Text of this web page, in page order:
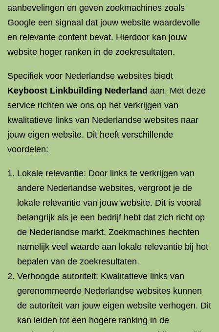
aanbevelingen en geven zoekmachines zoals
Google een signaal dat jouw website waardevolle
en relevante content bevat. Hierdoor kan jouw
website hoger ranken in de zoekresultaten.
Specifiek voor Nederlandse websites biedt
Keyboost Linkbuilding Nederland aan. Met deze
service richten we ons op het verkrijgen van
kwalitatieve links van Nederlandse websites naar
jouw eigen website. Dit heeft verschillende
voordelen:
Lokale relevantie: Door links te verkrijgen van
andere Nederlandse websites, vergroot je de
lokale relevantie van jouw website. Dit is vooral
belangrijk als je een bedrijf hebt dat zich richt op
de Nederlandse markt. Zoekmachines hechten
namelijk veel waarde aan lokale relevantie bij het
bepalen van de zoekresultaten.
Verhoogde autoriteit: Kwalitatieve links van
gerenommeerde Nederlandse websites kunnen
de autoriteit van jouw eigen website verhogen. Dit
kan leiden tot een hogere ranking in de